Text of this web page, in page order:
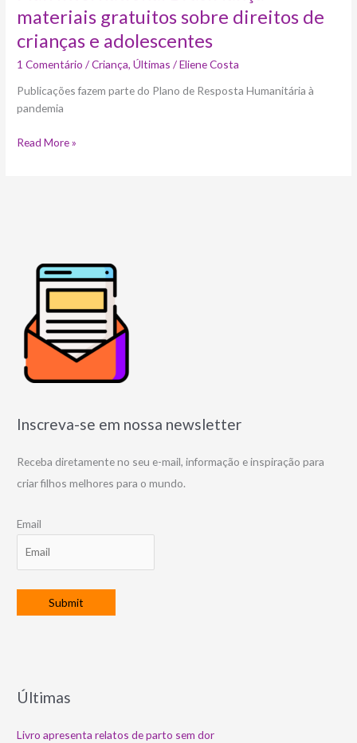
materiais gratuitos sobre direitos de
crianças e adolescentes
1 Comentário /Criança,Últimas /Eliene Costa
Publicações fazem parte do Plano de Resposta Humanitária à
pandemia
Read More »
Inscreva-se em nossa newsletter
Receba diretamente no seu e-mail, informação e inspiração para
criar filhos melhores para o mundo.
Email
Últimas
Livro apresenta relatos de parto sem dor